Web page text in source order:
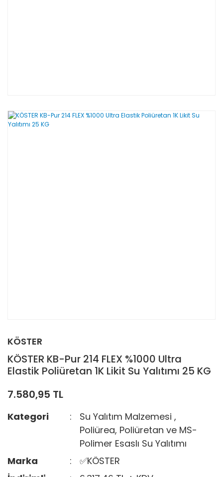
KÖSTER
KÖSTER KB-Pur 214 FLEX %1000 Ultra
Elastik Poliüretan 1K Likit Su Yalıtımı 25 KG
7.580,95 TL
Kategori Su Yalıtım Malzemesi ,
Poliürea, Poliüretan ve MS-
Polimer Esaslı Su Yalıtımı
Marka
✅KÖSTER